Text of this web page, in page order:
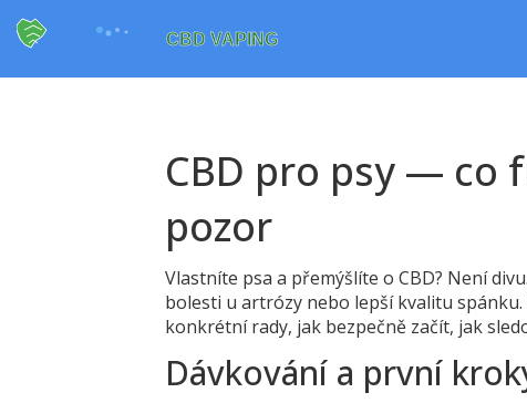
CBD pro psy — co
pozor
Vlastníte psa a přemýšlíte o CBD? Není
bolesti u artrózy nebo lepší kvalitu
konkrétní rady, jak bezpečně začít, jak
Dávkování a první